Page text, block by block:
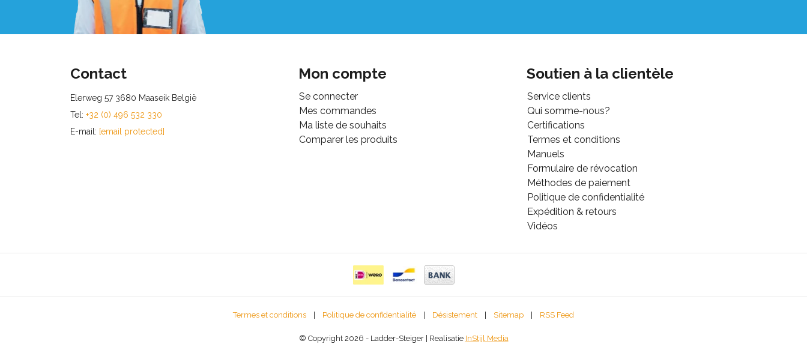
Contact
Elerweg 57 3680 Maaseik België
Tel: +32 (0) 496 532 330
E-mail: [email protected]
Mon compte
Se connecter
Mes commandes
Ma liste de souhaits
Comparer les produits
Soutien à la clientèle
Service clients
Qui somme-nous?
Certifications
Termes et conditions
Manuels
Formulaire de révocation
Méthodes de paiement
Politique de confidentialité
Expédition & retours
Vidéos
Termes et conditions | Politique de confidentialité | Désistement | Sitemap | RSS Feed
© Copyright 2026 - Ladder-Steiger | Realisatie InStijl Media